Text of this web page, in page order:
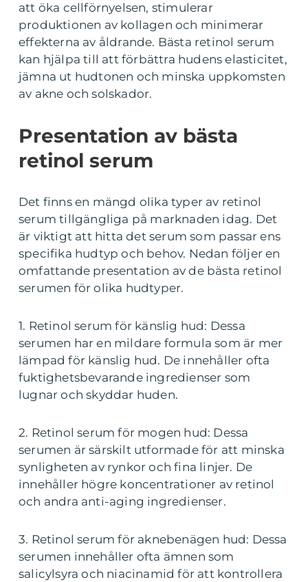
att öka cellförnyelsen, stimulerar
produktionen av kollagen och minimerar
effekterna av åldrande. Bästa retinol serum
kan hjälpa till att förbättra hudens elasticitet,
jämna ut hudtonen och minska uppkomsten
av akne och solskador.
Presentation av bästa
retinol serum
Det finns en mängd olika typer av retinol
serum tillgängliga på marknaden idag. Det
är viktigt att hitta det serum som passar ens
specifika hudtyp och behov. Nedan följer en
omfattande presentation av de bästa retinol
serumen för olika hudtyper.
1. Retinol serum för känslig hud: Dessa
serumen har en mildare formula som är mer
lämpad för känslig hud. De innehåller ofta
fuktighetsbevarande ingredienser som
lugnar och skyddar huden.
2. Retinol serum för mogen hud: Dessa
serumen är särskilt utformade för att minska
synligheten av rynkor och fina linjer. De
innehåller högre koncentrationer av retinol
och andra anti-aging ingredienser.
3. Retinol serum för aknebenägen hud: Dessa
serumen innehåller ofta ämnen som
salicylsyra och niacinamid för att kontrollera